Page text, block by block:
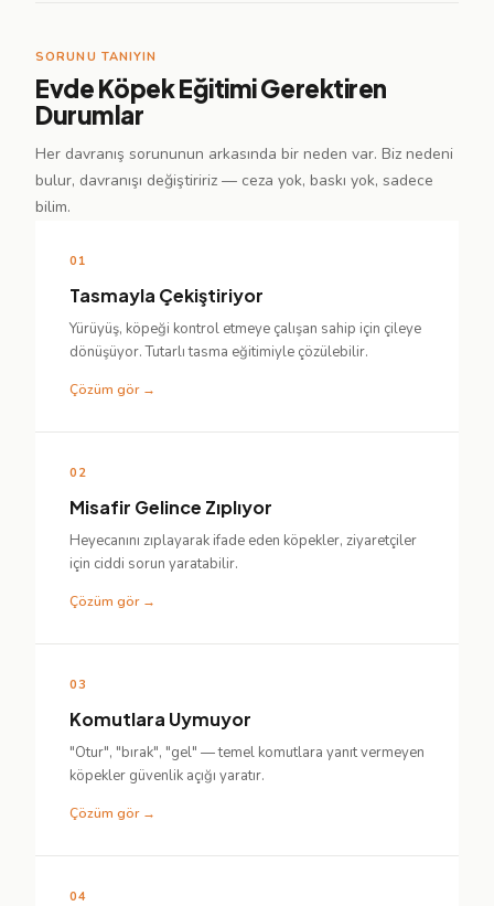
SORUNU TANIYIN
Evde Köpek Eğitimi Gerektiren
Durumlar
Her davranış sorununun arkasında bir neden var. Biz nedeni
bulur, davranışı değiştiririz — ceza yok, baskı yok, sadece
bilim.
01
Tasmayla Çekiştiriyor
Yürüyüş, köpeği kontrol etmeye çalışan sahip için çileye
dönüşüyor. Tutarlı tasma eğitimiyle çözülebilir.
Çözüm gör →
02
Misafir Gelince Zıplıyor
Heyecanını zıplayarak ifade eden köpekler, ziyaretçiler
için ciddi sorun yaratabilir.
Çözüm gör →
03
Komutlara Uymuyor
"Otur", "bırak", "gel" — temel komutlara yanıt vermeyen
köpekler güvenlik açığı yaratır.
Çözüm gör →
04